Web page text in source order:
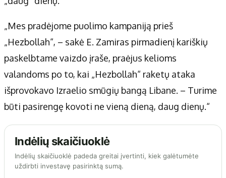
„Mes pradėjome puolimo kampaniją prieš
„Hezbollah“, – sakė E. Zamiras pirmadienį kariškių
paskelbtame vaizdo įraše, praėjus kelioms
valandoms po to, kai „Hezbollah“ raketų ataka
išprovokavo Izraelio smūgių bangą Libane. – Turime
būti pasirengę kovoti ne vieną dieną, daug dienų.“